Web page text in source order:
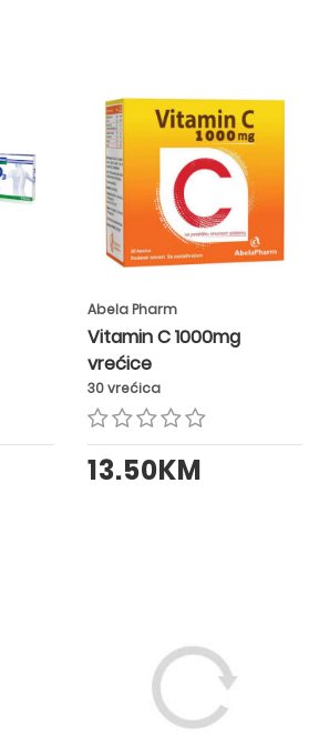
Abela Pharm
Vitamin C 1000mg
vrećice
30 vrećica
13.50KM